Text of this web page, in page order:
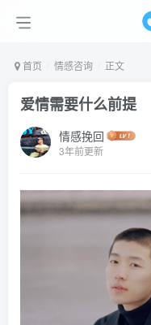
首页 情感咨询 正文
爱情需要什么前提
情感挽回
3年前更新